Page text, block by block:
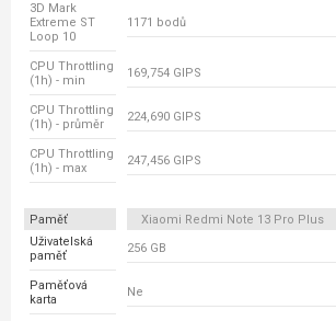
3D Mark
Extreme ST
Loop 10
1171 bodů
CPU Throttling
(1h) - min
169,754 GIPS
CPU Throttling
(1h) - průměr
224,690 GIPS
CPU Throttling
(1h) - max
247,456 GIPS
Paměť Xiaomi Redmi Note 13 Pro Plus
Uživatelská
paměť
256 GB
Paměťová
karta
Ne